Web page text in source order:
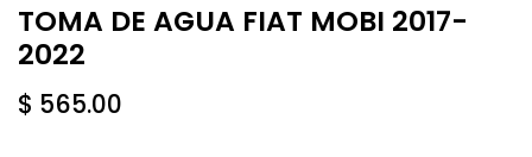
TOMA DE AGUA FIAT MOBI 2017-
2022
$ 565.00